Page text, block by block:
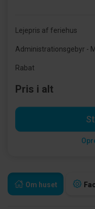
Om huset
Lejepris af feriehus
Administrationsgebyr -
Rabat
Pris i alt